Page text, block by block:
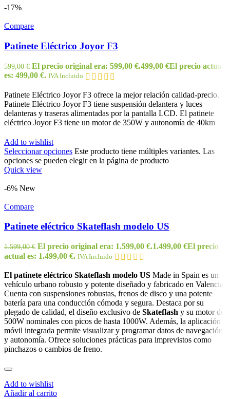
-17%
Compare
Patinete Eléctrico Joyor F3
599,00€ El precio original era: 599,00 €.499,00 €El precio actual
es: 499,00 €. IVA Incluido
Patinete Eléctrico Joyor F3 ofrece la mejor relación calidad-precio.
Patinete Eléctrico Joyor F3 tiene suspensión delantera y luces
delanteras y traseras alimentadas por la pantalla LCD. El patinete
eléctrico Joyor F3 tiene un motor de 350W y autonomía de 40km
Add to wishlist
Seleccionar opciones Este producto tiene múltiples variantes. Las
opciones se pueden elegir en la página de producto
Quick view
-6% New
Compare
Patinete eléctrico Skateflash modelo US
1.599,00€ El precio original era: 1.599,00 €.1.499,00 €El precio
actual es: 1.499,00 €. IVA Incluido
El patinete eléctrico Skateflash modelo US Made in Spain es un
vehículo urbano robusto y potente diseñado y fabricado en Valencia.
Cuenta con suspensiones robustas, frenos de disco y una potente
batería para una conducción cómoda y segura. Destaca por su
plegado de calidad, el diseño exclusivo de Skateflash y su motor de
500W nominales con picos de hasta 1000W. Además, la aplicación
móvil integrada permite visualizar y programar datos de navegación
y autonomía. Ofrece soluciones prácticas para imprevistos como
pinchazos o cambios de freno.
Add to wishlist
Añadir al carrito